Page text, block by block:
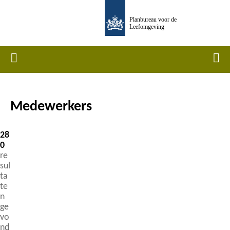
inhoud
Planbureau voor de
Leefomgeving
Home
Kruimelpad
Medewerkers
28
0
re
sul
ta
te
n
ge
vo
nd